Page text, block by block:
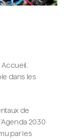
Accueil,
dans les
de
2030
par les